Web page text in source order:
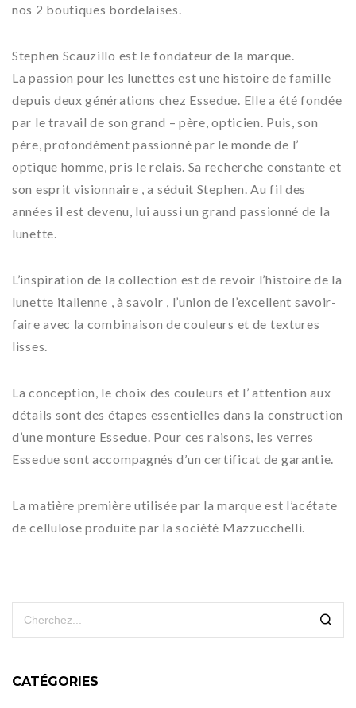
nos 2 boutiques bordelaises.
Stephen Scauzillo est le fondateur de la marque.
La passion pour les lunettes est une histoire de famille
depuis deux générations chez Essedue. Elle a été fondée
par le travail de son grand – père, opticien. Puis, son
père, profondément passionné par le monde de l’
optique homme, pris le relais. Sa recherche constante et
son esprit visionnaire , a séduit Stephen. Au fil des
années il est devenu, lui aussi un grand passionné de la
lunette.
L’inspiration de la collection est de revoir l’histoire de la
lunette italienne , à savoir , l’union de l’excellent savoir-
faire avec la combinaison de couleurs et de textures
lisses.
La conception, le choix des couleurs et l’ attention aux
détails sont des étapes essentielles dans la construction
d’une monture Essedue. Pour ces raisons, les verres
Essedue sont accompagnés d’un certificat de garantie.
La matière première utilisée par la marque est l’acétate
de cellulose produite par la société Mazzucchelli.
CATÉGORIES